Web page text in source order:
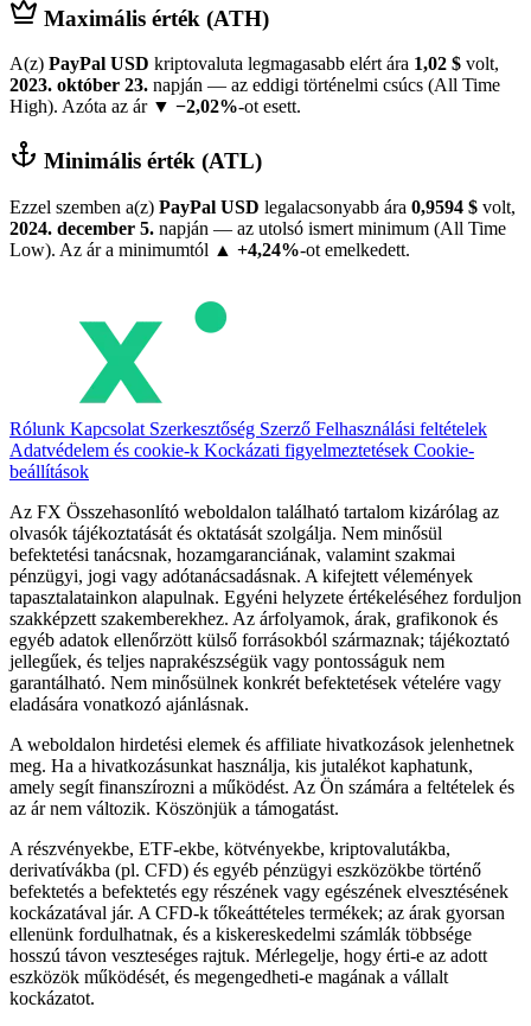
Maximális érték (ATH)
A(z) PayPal USD kriptovaluta legmagasabb elért ára 1,02 $ volt,
2023. október 23. napján — az eddigi történelmi csúcs (All Time
High). Azóta az ár ▼ −2,02%-ot esett.
Minimális érték (ATL)
Ezzel szemben a(z) PayPal USD legalacsonyabb ára 0,9594 $ volt,
2024. december 5. napján — az utolsó ismert minimum (All Time
Low). Az ár a minimumtól ▲ +4,24%-ot emelkedett.
Rólunk Kapcsolat Szerkesztőség Szerző Felhasználási feltételek
Adatvédelem és cookie-k Kockázati figyelmeztetések Cookie-
beállítások
Az FX Összehasonlító weboldalon található tartalom kizárólag az
olvasók tájékoztatását és oktatását szolgálja. Nem minősül
befektetési tanácsnak, hozamgaranciának, valamint szakmai
pénzügyi, jogi vagy adótanácsadásnak. A kifejtett vélemények
tapasztalatainkon alapulnak. Egyéni helyzete értékeléséhez forduljon
szakképzett szakemberekhez. Az árfolyamok, árak, grafikonok és
egyéb adatok ellenőrzött külső forrásokból származnak; tájékoztató
jellegűek, és teljes naprakészségük vagy pontosságuk nem
garantálható. Nem minősülnek konkrét befektetések vételére vagy
eladására vonatkozó ajánlásnak.
A weboldalon hirdetési elemek és affiliate hivatkozások jelenhetnek
meg. Ha a hivatkozásunkat használja, kis jutalékot kaphatunk,
amely segít finanszírozni a működést. Az Ön számára a feltételek és
az ár nem változik. Köszönjük a támogatást.
A részvényekbe, ETF-ekbe, kötvényekbe, kriptovalutákba,
derivatívákba (pl. CFD) és egyéb pénzügyi eszközökbe történő
befektetés a befektetés egy részének vagy egészének elvesztésének
kockázatával jár. A CFD-k tőkeáttételes termékek; az árak gyorsan
ellenünk fordulhatnak, és a kiskereskedelmi számlák többsége
hosszú távon veszteséges rajtuk. Mérlegelje, hogy érti-e az adott
eszközök működését, és megengedheti-e magának a vállalt
kockázatot.